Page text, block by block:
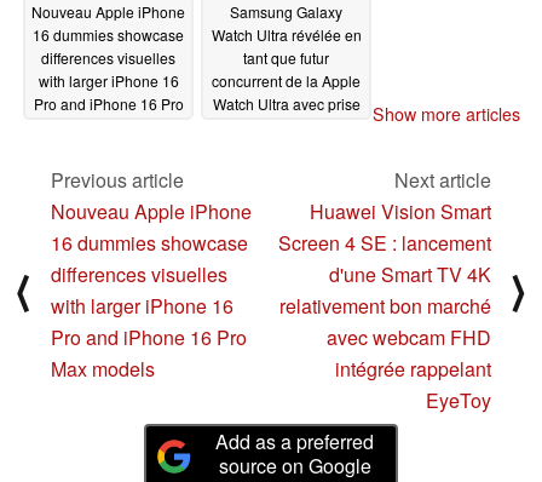
Nouveau Apple iPhone
16 dummies showcase
differences visuelles
with larger iPhone 16
Pro and iPhone 16 Pro
Samsung Galaxy
Watch Ultra révélée en
tant que futur
concurrent de la Apple
Watch Ultra avec prise
Show more articles
⟨
Previous article
Nouveau Apple iPhone
16 dummies showcase
differences visuelles
with larger iPhone 16
Pro and iPhone 16 Pro
Max models
Next article
Huawei Vision Smart
Screen 4 SE : lancement
d'une Smart TV 4K
relativement bon marché
avec webcam FHD
intégrée rappelant
EyeToy
⟩
Add as a preferred
source on Google